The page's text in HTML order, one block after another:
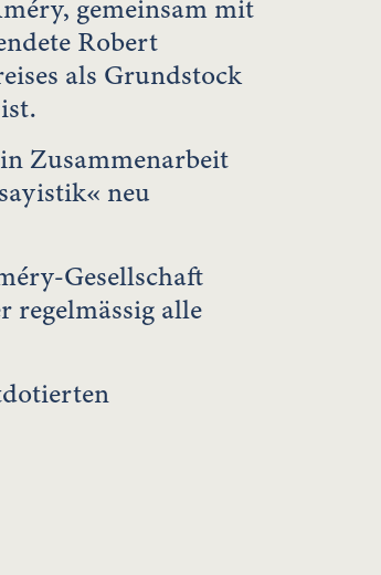
gemeinsam mit
Robert
als Grundstock
Zusammenarbeit
neu
Gesellschaft
regelmässig alle